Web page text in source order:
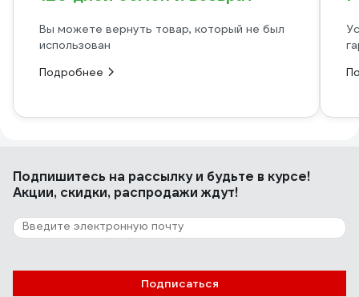
Вы можете вернуть товар, который не был
использован
Подробнее
Подпишитесь на рассылкуи будьте в курсе!
Акции, скидки, распродажи ждут!
Подписаться